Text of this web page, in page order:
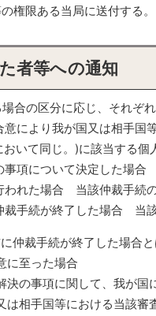
権限ある当局に送付する。
者等への通知
合の区分に応じ、それぞ
により我が国又は相手国
いて同じ。)に該当する個
項について決定した場合
れた場合 当該仲裁手続
手続が終了した場合 当
裁手続が終了した場合と
至った場合
の事項に関して、我が国
は相手国等における当該審